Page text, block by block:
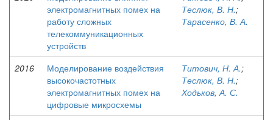
электромагнитных помех на
работу сложных
телекоммуникационных
устройств
Теслюк, В. Н.;
Тарасенко, В. А.
2016
Моделирование воздействия
высокочастотных
электромагнитных помех на
цифровые микросхемы
Титович, Н. А.;
Теслюк, В. Н.;
Ходьков, А. С.